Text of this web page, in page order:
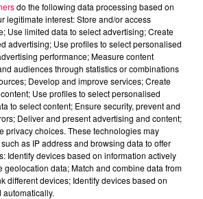
djmag091025.mp3
do the following data processing based on
legitimate interest: Store and/or access
Use limited data to select advertising; Create
advertising; Use profiles to select personalised
performance; Measure content
audiences through statistics or combinations
Develop and improve services; Create
Use profiles to select personalised
to select content; Ensure security, prevent and
Deliver and present advertising and content;
privacy choices. These technologies may
as IP address and browsing data to offer
Identify devices based on information actively
geolocation data; Match and combine data from
different devices; Identify devices based on